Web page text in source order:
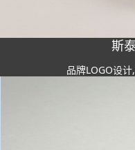
斯
品牌LOGO设